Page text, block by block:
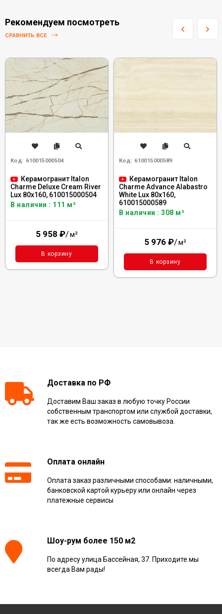
Рекомендуем посмотреть
СРАВНИТЬ ВСЕ
Код: 610015000504
Керамогранит Italon
Charme Deluxe Cream River
Lux 80x160, 610015000504
В наличии : 111 м²
5 958 ₽/м²
В корзину
Код: 610015000589
Керамогранит Italon
Charme Advance Alabastro
White Lux 80x160,
610015000589
В наличии : 308 м²
5 976 ₽/м²
В корзину
Доставка по РФ
Доставим Ваш заказ в любую точку России
собственным транспортом или службой доставки,
так же есть возможность самовывоза.
Оплата онлайн
Оплата заказ различными способами: наличными,
банковской картой курьеру или онлайн через
платежные сервисы
Шоу-рум более 150 м2
По адресу улица Бассейная, 37. Приходите мы
всегда Вам рады!